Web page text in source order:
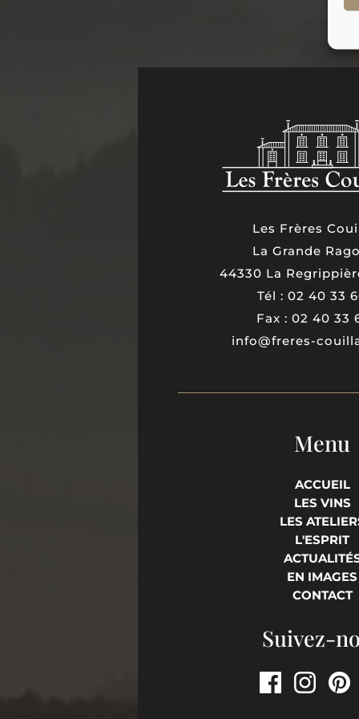
Les Frères
La Grande
44330 La
Tél : 02 40 33
Fax : 02 40 33
info@freres-
Menu
ACCUEIL
LES VINS
LES
L'ESPRIT
EN IMAGES
CONTACT
Suivez-